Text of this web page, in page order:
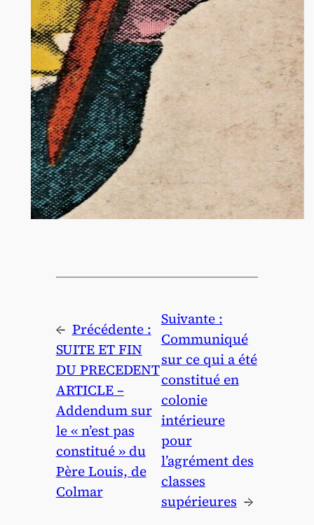
← Précédente :
SUITE ET FIN
DU PRECEDENT
ARTICLE –
Addendum sur
le « n’est pas
constitué » du
Père Louis, de
Colmar
Suivante :
Communiqué
sur ce qui a été
constitué en
colonie
intérieure
pour
l’agrément des
classes
supérieures →